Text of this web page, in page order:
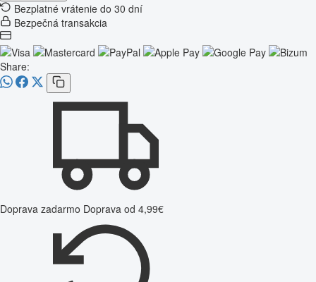
Bezplatné vrátenie do 30 dní
Bezpečná transakcia
Share:
Doprava zadarmo Doprava od 4,99€